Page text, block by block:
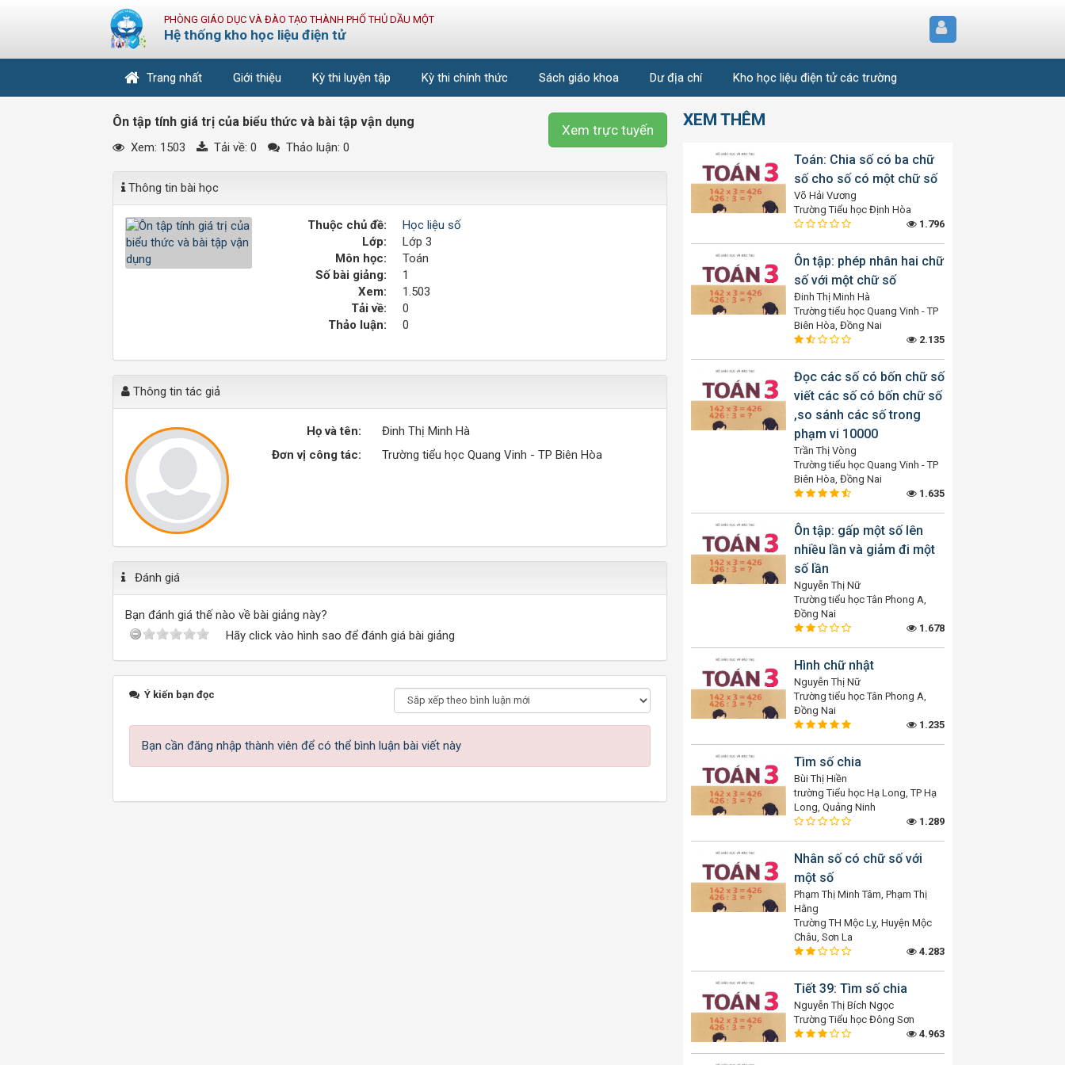
PHÒNG GIÁO DỤC VÀ ĐÀO TẠO THÀNH PHỐ THỦ DẦU MỘT
Hệ thống kho học liệu điện tử
Trang nhất Giới thiệu Kỳ thi luyện tập Kỳ thi chính thức Sách giáo khoa Dư địa chí Kho học liệu điện tử các trường
Xem trực tuyến
Ôn tập tính giá trị của biểu thức và bài tập vận dụng
Xem: 1503 Tải về: 0 Thảo luận: 0
Thông tin bài học
Thuộc chủ đề:
Học liệu số
Lớp:
Lớp 3
Môn học:
Toán
Số bài giảng:
1
Xem:
1.503
Tải về:
0
Thảo luận:
0
Thông tin tác giả
Họ và tên:
Đinh Thị Minh Hà
Đơn vị công tác:
Trường tiểu học Quang Vinh - TP Biên Hòa
Đánh giá
Bạn đánh giá thế nào về bài giảng này?
Hãy click vào hình sao để đánh giá bài giảng
Ý kiến bạn đọc
Bạn cần đăng nhập thành viên để có thể bình luận bài viết này
XEM THÊM
Toán: Chia số có ba chữ
số cho số có một chữ số
Võ Hải Vương
Trường Tiểu học Định Hòa
1.796
Ôn tập: phép nhân hai chữ
số với một chữ số
Đinh Thị Minh Hà
Trường tiểu học Quang Vinh - TP
Biên Hòa, Đồng Nai
2.135
Đọc các số có bốn chữ số
viết các số có bốn chữ số
,so sánh các số trong
phạm vi 10000
Trần Thị Vòng
Trường tiểu học Quang Vinh - TP
Biên Hòa, Đồng Nai
1.635
Ôn tập: gấp một số lên
nhiều lần và giảm đi một
số lần
Nguyễn Thị Nữ
Trường tiểu học Tân Phong A,
Đồng Nai
1.678
Hình chữ nhật
Nguyễn Thị Nữ
Trường tiểu học Tân Phong A,
Đồng Nai
1.235
Tìm số chia
Bùi Thị Hiền
trường Tiểu học Hạ Long, TP Hạ
Long, Quảng Ninh
1.289
Nhân số có chữ số với
một số
Phạm Thị Minh Tâm, Phạm Thị
Hằng
Trường TH Mộc Lỵ, Huyện Mộc
Châu, Sơn La
4.283
Tiết 39: Tìm số chia
Nguyễn Thị Bích Ngọc
Trường Tiểu học Đông Sơn
4.963